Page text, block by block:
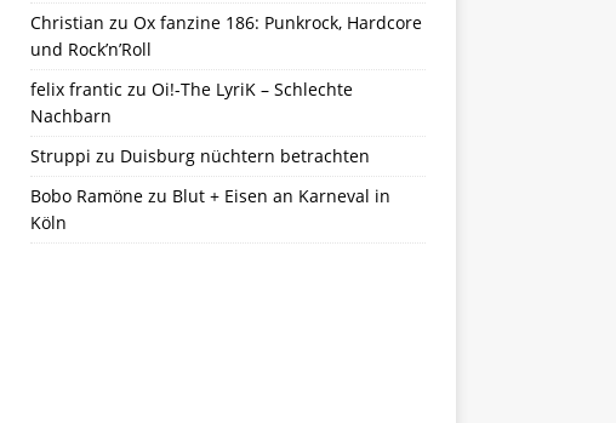
Christian zu Ox fanzine 186: Punkrock, Hardcore
und Rock’n’Roll
felix frantic zu Oi!-The LyriK – Schlechte
Nachbarn
Struppi zu Duisburg nüchtern betrachten
Bobo Ramönezu Blut + Eisen an Karneval in
Köln